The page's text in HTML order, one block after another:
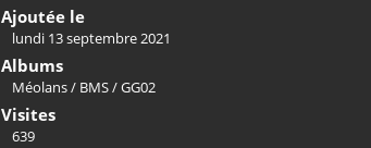
Ajoutée le
lundi 13 septembre 2021
Albums
Méolans/ BMS/GG02
Visites
639